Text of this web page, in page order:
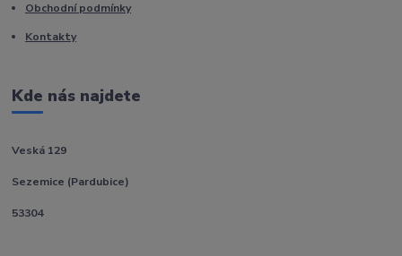
Obchodní podmínky
Kontakty
Kde nás najdete
Veská 129
Sezemice (Pardubice)
53304